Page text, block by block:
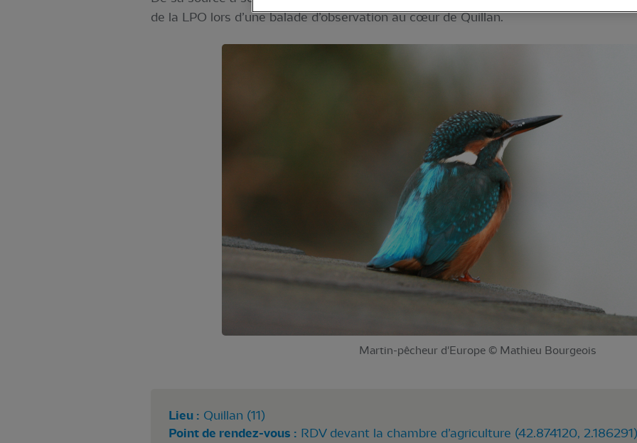
de la LPO lors d’une balade d’observation au cœur de Quillan.
Martin-pêcheur d'Europe © Mathieu Bourgeois
Lieu : Quillan (11)
Point de rendez-vous : RDV devant la chambre d’agriculture (42.874120, 2.186291)